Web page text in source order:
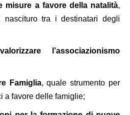
misure a favore della natalità,
nascituro tra i destinatari degli
l’associazionismo
Famiglia, quale strumento per
a favore delle famiglie;